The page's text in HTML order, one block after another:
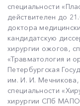
специальности
действителен до
доктора
кандидатскую
хирургии ожогов,
«Травматология и
Петербургская
им. И. И.
специальности
хирургии СПб